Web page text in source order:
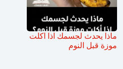
ماذا يحدث لجسمك اذا اكلت
موزة قبل النوم